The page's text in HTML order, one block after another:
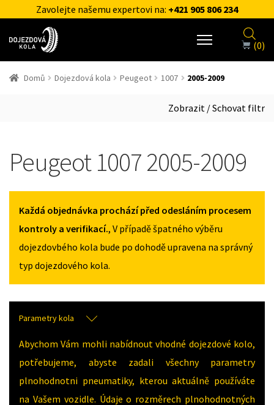
Zavolejte našemu expertovi na: +421 905 806 234
(0)
Domů Dojezdová kola Peugeot 1007 2005-2009
Zobrazit / Schovat filtr
Peugeot 1007 2005-2009
Každá objednávka prochází před odesláním procesem
kontroly a verifikací., V případě špatného výběru
dojezdovbého kola bude po dohodě upravena na správný
typ dojezdového kola.
Parametry kola
Abychom Vám mohli nabídnout vhodné dojezdové kolo,
potřebujeme, abyste zadali všechny parametry
plnohodnotni pneumatiky, kterou aktuálně používáte
na Vašem vozidle. Údaje o rozměrech plnohodnotných